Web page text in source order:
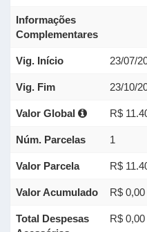
Informações
Complementares
Vig. Início 23/07/
Vig. Fim 23/10/
Valor Global R$
Núm. Parcelas 1
Valor Parcela R$
Valor Acumulado R$ 0,00
Total Despesas
R$ 0,00